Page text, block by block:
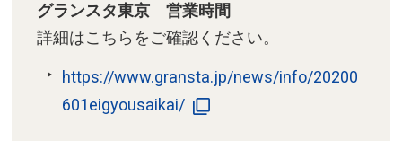
グランスタ東京 営業時間
詳細はこちらをご確認ください。
https://www.gransta.jp/news/info/20200
601eigyousaikai/